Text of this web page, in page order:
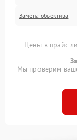
Замена объектива
Цены в прайс-
Мы проверим